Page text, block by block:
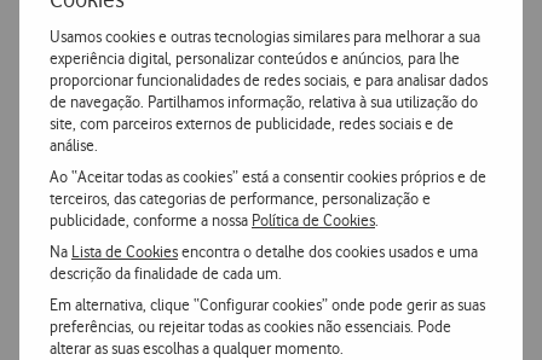
Usamos cookies e outras tecnologias similares para melhorar a sua
experiência digital, personalizar conteúdos e anúncios, para lhe
proporcionar funcionalidades de redes sociais, e para analisar dados
de navegação. Partilhamos informação, relativa à sua utilização do
site, com parceiros externos de publicidade, redes sociais e de
análise.
Ao “Aceitar todas as cookies” está a consentir cookies próprios e de
terceiros, das categorias de performance, personalização e
publicidade, conforme a nossa Política de Cookies
Na Lista de Cookiesencontra o detalhe dos cookies usados e uma
descrição da finalidade de cada um.
Em alternativa, clique “Configurar cookies” onde pode gerir as suas
preferências, ou rejeitar todas as cookies não essenciais. Pode
alterar as suas escolhas a qualquer momento.
€59,90
Ver mais
Indisponível